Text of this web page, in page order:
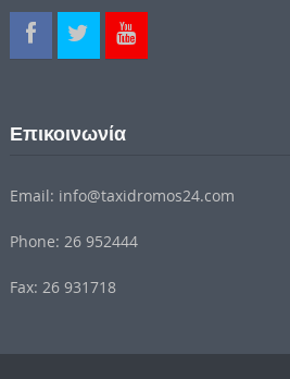
Επικοινωνία
Email: info@taxidromos24.com
Phone: 26 952444
Fax: 26 931718